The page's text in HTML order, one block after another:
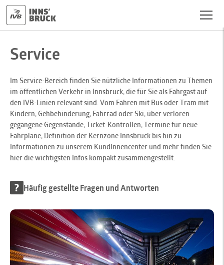
Service
Im Service-Bereich finden Sie nützliche Informationen zu Themen
im öffentlichen Verkehr in Innsbruck, die für Sie als Fahrgast auf
den IVB-Linien relevant sind. Vom Fahren mit Bus oder Tram mit
Kindern, Gehbehinderung, Fahrrad oder Ski, über verloren
gegangene Gegenstände, Ticket-Kontrollen, Termine für neue
Fahrpläne, Definition der Kernzone Innsbruck bis hin zu
Informationen zu unserem KundInnencenter und mehr finden Sie
hier die wichtigsten Infos kompakt zusammengestellt.
Häufig gestellte Fragen und Antworten